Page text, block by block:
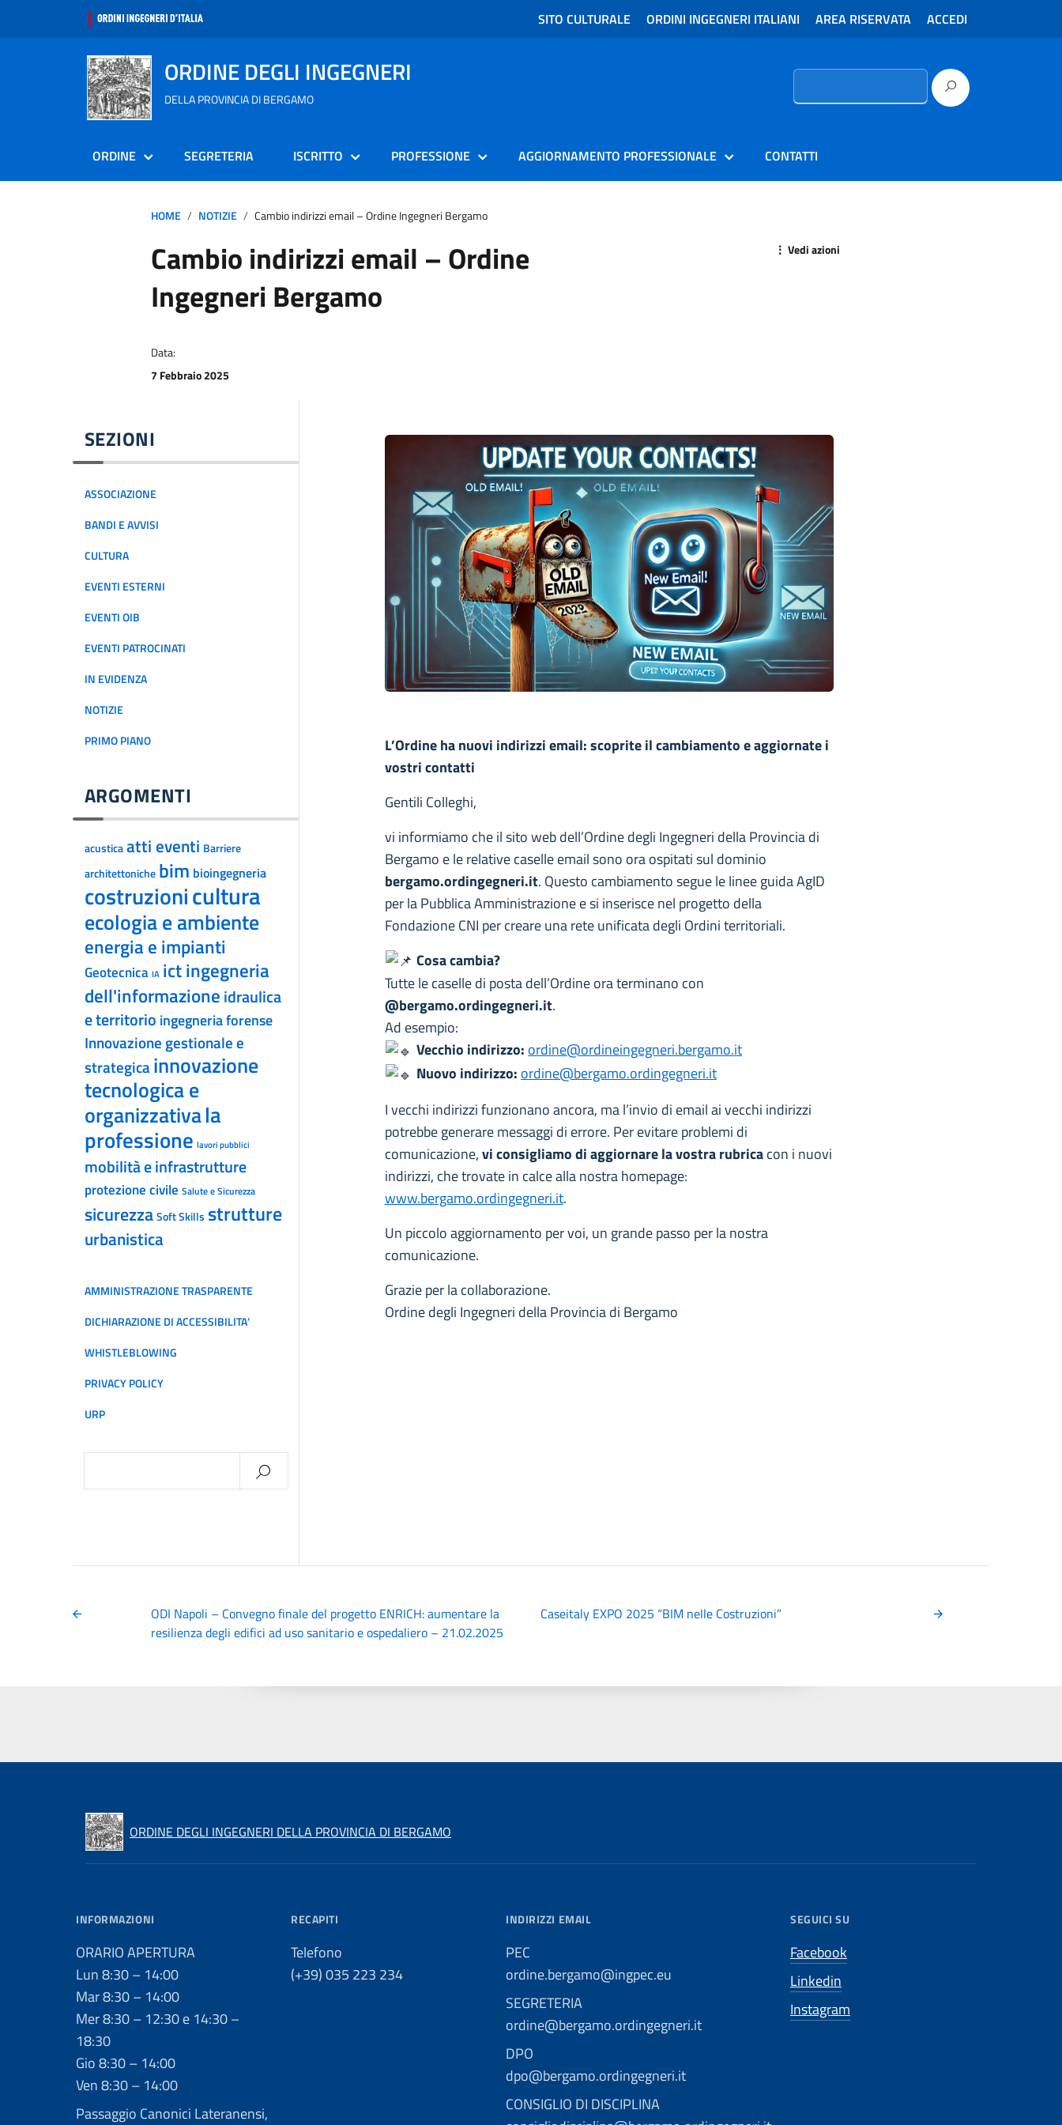
SITO CULTURALE ORDINI INGEGNERI ITALIANI AREA RISERVATA ACCEDI
ORDINE DEGLI INGEGNERI
DELLA PROVINCIA DI BERGAMO
Ricerca
ORDINE SEGRETERIA ISCRITTO PROFESSIONE AGGIORNAMENTO PROFESSIONALE CONTATTI
HOME NOTIZIE Cambio indirizzi email – Ordine Ingegneri Bergamo
Cambio indirizzi email – Ordine
Ingegneri Bergamo
⋮ Vedi azioni
Data:
7 Febbraio 2025
SEZIONI
ASSOCIAZIONE
BANDI E AVVISI
CULTURA
EVENTI ESTERNI
EVENTI OIB
EVENTI PATROCINATI
IN EVIDENZA
NOTIZIE
PRIMO PIANO
ARGOMENTI
acusticaatti eventi Barriere
architettoniche bim bioingegneria
costruzionicultura
ecologia e ambiente
energia e impianti
Geotecnica IA ict ingegneria
dell'informazione idraulica
e territorio ingegneria forense
Innovazione gestionale e
strategica innovazione
tecnologica e
organizzativala
professione lavori pubblici
mobilità e infrastrutture
protezione civile Salute e Sicurezza
sicurezzaSoft Skills strutture
urbanistica
AMMINISTRAZIONE TRASPARENTE
DICHIARAZIONE DI ACCESSIBILITA’
WHISTLEBLOWING
PRIVACY POLICY
URP
per:
L’Ordine ha nuovi indirizzi email: scoprite il cambiamento e aggiornate i
vostri contatti
Gentili Colleghi,
vi informiamo che il sito web dell’Ordine degli Ingegneri della Provincia di
Bergamo e le relative caselle email sono ora ospitati sul dominio
bergamo.ordingegneri.it. Questo cambiamento segue le linee guida AgID
per la Pubblica Amministrazione e si inserisce nel progetto della
Fondazione CNI per creare una rete unificata degli Ordini territoriali.
Cosa cambia?
Tutte le caselle di posta dell’Ordine ora terminano con
@bergamo.ordingegneri.it.
Ad esempio:
Vecchio indirizzo:ordine@ordineingegneri.bergamo.it
Nuovo indirizzo: ordine@bergamo.ordingegneri.it
I vecchi indirizzi funzionano ancora, ma l’invio di email ai vecchi indirizzi
potrebbe generare messaggi di errore. Per evitare problemi di
comunicazione,vi consigliamo di aggiornare la vostra rubricacon i nuovi
indirizzi, che trovate in calce alla nostra homepage:
www.bergamo.ordingegneri.it.
Un piccolo aggiornamento per voi, un grande passo per la nostra
comunicazione.
Grazie per la collaborazione.
Ordine degli Ingegneri della Provincia di Bergamo
ODI Napoli – Convegno finale del progetto ENRICH: aumentare la
resilienza degli edifici ad uso sanitario e ospedaliero – 21.02.2025
Caseitaly EXPO 2025 “BIM nelle Costruzioni”
ORDINE DEGLI INGEGNERI DELLA PROVINCIA DI BERGAMO
INFORMAZIONI
ORARIO APERTURA
Lun 8:30 – 14:00
Mar 8:30 – 14:00
Mer 8:30 – 12:30 e 14:30 –
18:30
Gio 8:30 – 14:00
Ven 8:30 – 14:00
Passaggio Canonici Lateranensi,
RECAPITI
Telefono
(+39) 035 223 234
INDIRIZZI EMAIL
PEC
ordine.bergamo@ingpec.eu
SEGRETERIA
ordine@bergamo.ordingegneri.it
DPO
dpo@bergamo.ordingegneri.it
CONSIGLIO DI DISCIPLINA
SEGUICI SU
Facebook
Linkedin
Instagram